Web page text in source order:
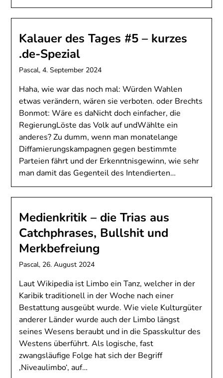
Kalauer des Tages #5 – kurzes
.de-Spezial
Pascal,4. September 2024
Haha, wie war das noch mal: Würden Wahlen
etwas verändern, wären sie verboten. oder Brechts
Bonmot: Wäre es daNicht doch einfacher, die
RegierungLöste das Volk auf undWählte ein
anderes? Zu dumm, wenn man monatelange
Diffamierungskampagnen gegen bestimmte
Parteien fährt und der Erkenntnisgewinn, wie sehr
man damit das Gegenteil des Intendierten…
Medienkritik – die Trias aus
Catchphrases, Bullshit und
Merkbefreiung
Pascal, 26. August 2024
Laut Wikipedia ist Limbo ein Tanz, welcher in der
Karibik traditionell in der Woche nach einer
Bestattung ausgeübt wurde. Wie viele Kulturgüter
anderer Länder wurde auch der Limbo längst
seines Wesens beraubt und in die Spasskultur des
Westens überführt. Als logische, fast
zwangsläufige Folge hat sich der Begriff
‚Niveaulimbo‘, auf…